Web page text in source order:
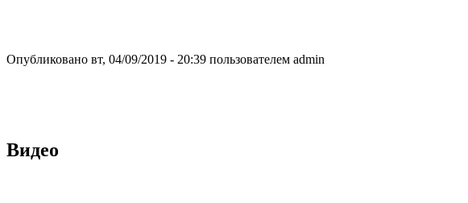
Опубликовано вт, 04/09/2019 - 20:39 пользователем admin
Видео